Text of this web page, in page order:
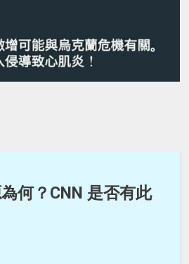
何？CNN 是否有此